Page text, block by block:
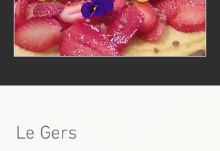
Le Gers